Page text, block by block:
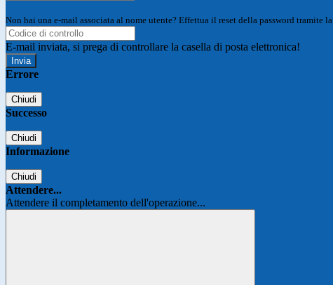
Non hai una e-mail associata al nome utente? Effettua il reset della password tramite la
E-mail inviata, si prega di controllare la casella di posta elettronica!
Errore
Chiudi
Successo
Chiudi
Informazione
Chiudi
Attendere...
Attendere il completamento dell'operazione...